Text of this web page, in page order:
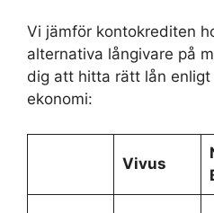
Vi jämför kontokrediten
alternativa långivare på
dig att hitta rätt lån
ekonomi:
Vivus